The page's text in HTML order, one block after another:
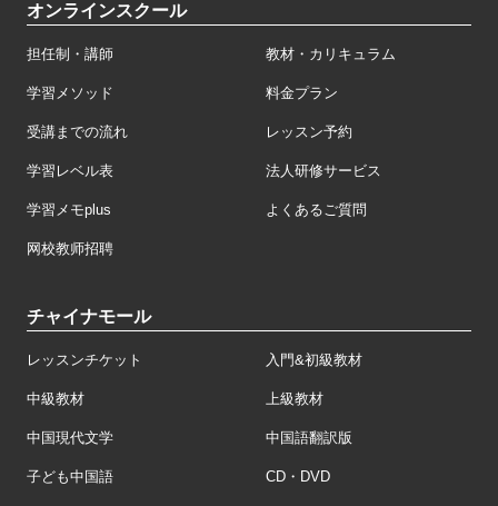
オンラインスクール
担任制・講師 教材・カリキュラム
学習メソッド 料金プラン
受講までの流れ レッスン予約
学習レベル表 法人研修サービス
学習メモplus よくあるご質問
网校教师招聘
チャイナモール
レッスンチケット 入門&初級教材
中級教材 上級教材
中国現代文学 中国語翻訳版
子ども中国語 CD・DVD